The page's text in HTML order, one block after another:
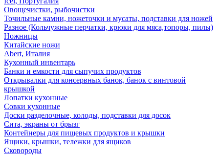
Овощечистки, рыбочистки
Точильные камни, ножеточки и мусаты, подставки для ножей
Разное (Кольчужные перчатки, крюки для мяса,топоры, пилы)
Ножницы
Китайские ножи
Abert, Италия
Кухонный инвентарь
Банки и емкости для сыпучих продуктов
Открывалки для консервных банок, банок с винтовой
крышкой
Лопатки кухонные
Совки кухонные
Доски разделочные, колоды, подставки для досок
Сита, экраны от брызг
Контейнеры для пищевых продуктов и крышки
Ящики, крышки, тележки для ящиков
Сковороды